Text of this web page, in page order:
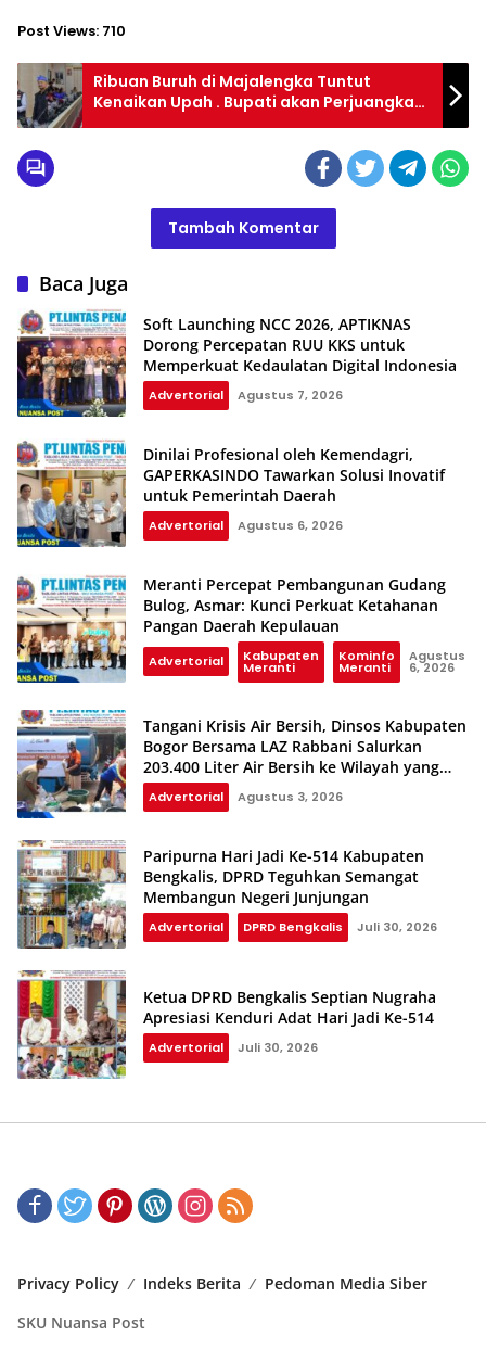
Post Views: 710
Ribuan Buruh di Majalengka Tuntut
Kenaikan Upah . Bupati akan Perjuangkan
UMK yang Layak buat Buruh.
Tambah Komentar
Baca Juga
Soft Launching NCC 2026, APTIKNAS
Dorong Percepatan RUU KKS untuk
Memperkuat Kedaulatan Digital Indonesia
Advertorial Agustus 7, 2026
Dinilai Profesional oleh Kemendagri,
GAPERKASINDO Tawarkan Solusi Inovatif
untuk Pemerintah Daerah
Advertorial Agustus 6, 2026
Meranti Percepat Pembangunan Gudang
Bulog, Asmar: Kunci Perkuat Ketahanan
Pangan Daerah Kepulauan
Advertorial Kabupaten
Meranti
Kominfo
Meranti
Agustus
6, 2026
Tangani Krisis Air Bersih, Dinsos Kabupaten
Bogor Bersama LAZ Rabbani Salurkan
203.400 Liter Air Bersih ke Wilayah yang
Terdampak Kekeringan
Advertorial Agustus 3, 2026
Paripurna Hari Jadi Ke-514 Kabupaten
Bengkalis, DPRD Teguhkan Semangat
Membangun Negeri Junjungan
Advertorial DPRD Bengkalis Juli 30, 2026
Ketua DPRD Bengkalis Septian Nugraha
Apresiasi Kenduri Adat Hari Jadi Ke-514
Advertorial Juli 30, 2026
Privacy Policy Indeks Berita
Pedoman Media Siber
SKU Nuansa Post